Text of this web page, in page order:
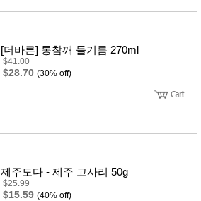
[더바른] 통참깨 들기름 270ml
$41.00
$28.70 (30% off)
제주도다 - 제주 고사리 50g
$25.99
$15.59 (40% off)